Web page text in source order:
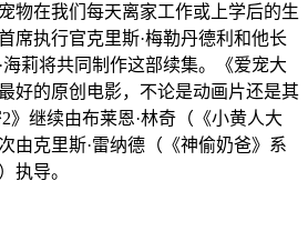
物在我们每天离家工作或上学后的生
席执行官克里斯·梅勒丹德利和他长
莉将共同制作这部续集。《爱宠大
好的原创电影，不论是动画片还是其
》继续由布莱恩·林奇（《小黄人大
由克里斯·雷纳德（《神偷奶爸》系
执导。